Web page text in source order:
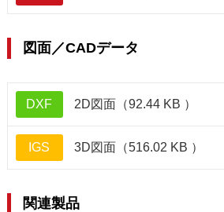
図面／CADデータ
DXF 2D図面（92.44 KB ）
IGS 3D図面（516.02 KB ）
関連製品